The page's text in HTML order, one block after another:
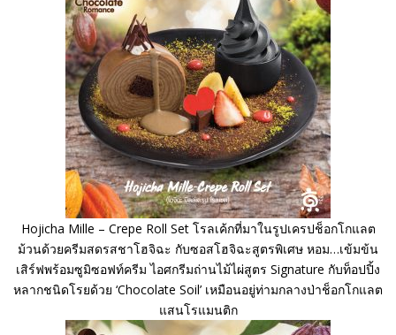
Hojicha Mille – Crepe Roll Set โรลเค้กที่มาในรูปเครปช็อกโกแลต
ม้วนด้วยครีมสดรสชาโฮจิฉะ กับซอสโฮจิฉะสูตรพิเศษ หอม…เข้มข้น
เสิร์ฟพร้อมซูมิซอฟท์ครีม ไอศกรีมถ่านไม้ไผ่สูตร Signature กับท็อปปิ้ง
หลากชนิดโรยด้วย ‘Chocolate Soil’ เหมือนอยู่ท่ามกลางป่าช็อกโกแลต
แสนโรแมนติก